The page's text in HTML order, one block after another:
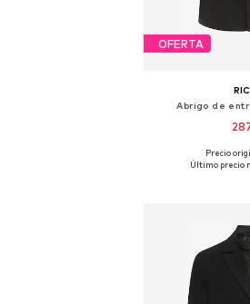
OFERTA
Abrigo de
Tallas disponibles:
Precio
Último precio